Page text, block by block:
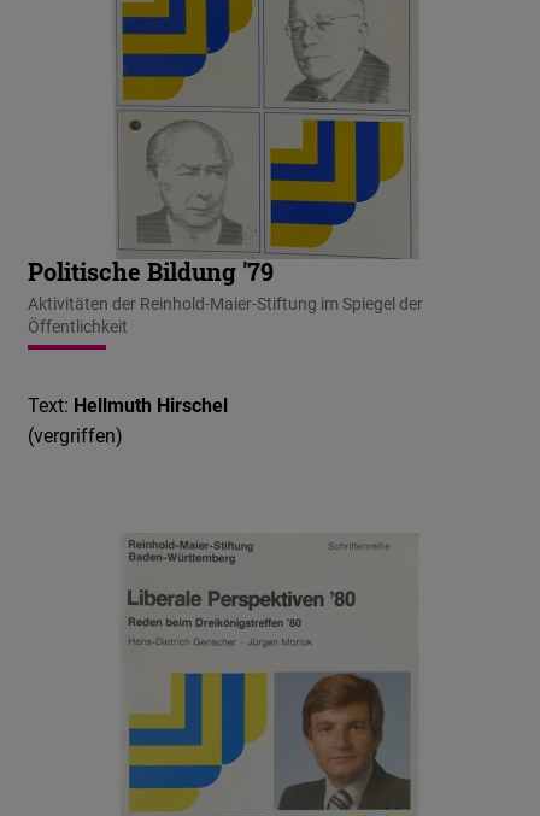
Politische Bildung '79
Aktivitäten der Reinhold-Maier-Stiftung im Spiegel der
Öffentlichkeit
Text: Hellmuth Hirschel
(vergriffen)